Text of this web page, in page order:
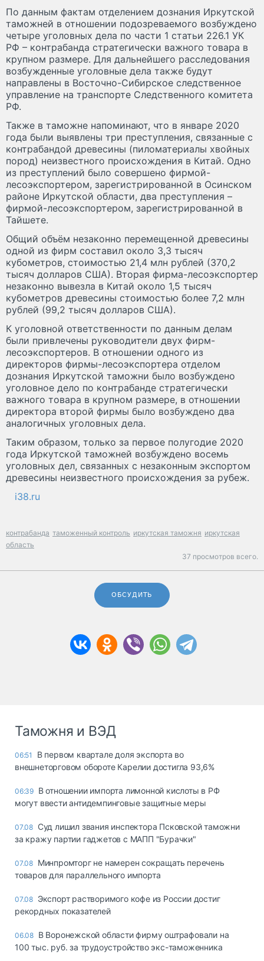
По данным фактам отделением дознания Иркутской
таможней в отношении подозреваемого возбуждено
четыре уголовных дела по части 1 статьи 226.1 УК
РФ – контрабанда стратегически важного товара в
крупном размере. Для дальнейшего расследования
возбужденные уголовные дела также будут
направлены в Восточно-Сибирское следственное
управление на транспорте Следственного комитета
РФ.
Также в таможне напоминают, что в январе 2020
года были выявлены три преступления, связанные с
контрабандой древесины (пиломатериалы хвойных
пород) неизвестного происхождения в Китай. Одно
из преступлений было совершено фирмой-
лесоэкспортером, зарегистрированной в Осинском
районе Иркутской области, два преступления –
фирмой-лесоэкспортером, зарегистрированной в
Тайшете.
Общий объём незаконно перемещенной древесины
одной из фирм составил около 3,3 тысяч
кубометров, стоимостью 21,4 млн рублей (370,2
тысяч долларов США). Вторая фирма-лесоэкспортер
незаконно вывезла в Китай около 1,5 тысяч
кубометров древесины стоимостью более 7,2 млн
рублей (99,2 тысяч долларов США).
К уголовной ответственности по данным делам
были привлечены руководители двух фирм-
лесоэкспортеров. В отношении одного из
директоров фирмы-лесоэкспортера отделом
дознания Иркутской таможни было возбуждено
уголовное дело по контрабанде стратегически
важного товара в крупном размере, в отношении
директора второй фирмы было возбуждено два
аналогичных уголовных дела.
Таким образом, только за первое полугодие 2020
года Иркутской таможней возбуждено восемь
уголовных дел, связанных с незаконным экспортом
древесины неизвестного происхождения за рубеж.
i38.ru
контрабанда таможенный контроль иркутская таможня иркутская
область
37 просмотров всего.
ОБСУДИТЬ
Таможня и ВЭД
06:51
В первом квартале доля экспорта во
внешнеторговом обороте Карелии достигла 93,6%
06:39 В отношении импорта лимонной кислоты в РФ
могут ввести антидемпинговые защитные меры
07.08 Суд лишил звания инспектора Псковской таможни
за кражу партии гаджетов с МАПП "Бурачки"
07.08 Минпромторг не намерен сокращать перечень
товаров для параллельного импорта
07.08 Экспорт растворимого кофе из России достиг
рекордных показателей
06.08 В Воронежской области фирму оштрафовали на
100 тыс. руб. за трудоустройство экс-таможенника